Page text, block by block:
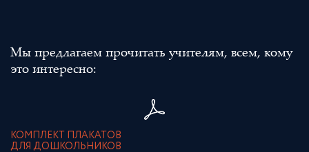
Мы предлагаем прочитать учителям, всем, кому
это интересно:
КОМПЛЕКТ ПЛАКАТОВ
ДЛЯ ДОШКОЛЬНИКОВ